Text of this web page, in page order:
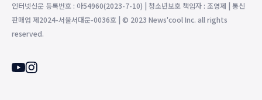
인터넷신문 등록번호 : 아54960(2023-7-10) | 청소년보호 책임자 : 조영제 | 통신
판매업 제2024-서울서대문-0036호 | © 2023 News'cool Inc. all rights
reserved.